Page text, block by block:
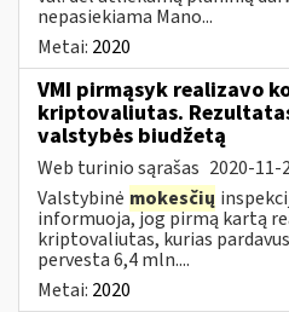
nepasiekiama Mano...
Metai: 2020
VMI pirmąsyk realizavo
kriptovaliutas.
valstybės biudžetą
Web turinio sąrašas 2020-11-
Valstybinė mokesčių
informuoja, jog pirmą kartą
kriptovaliutas, kurias
pervesta 6,4 mln....
Metai: 2020